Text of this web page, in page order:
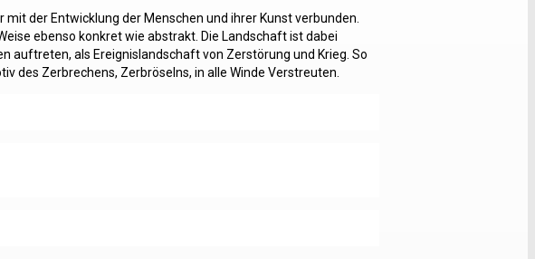
der Entwicklung der Menschen und ihrer Kunst verbunden.
ebenso konkret wie abstrakt. Die Landschaft ist dabei
auftreten, als Ereignislandschaft von Zerstörung und Krieg. So
des Zerbrechens, Zerbröselns, in alle Winde Verstreuten.